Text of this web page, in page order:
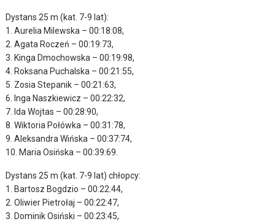
Dystans 25 m (kat. 7-9 lat):
1. Aurelia Milewska – 00:18:08,
2. Agata Roczeń – 00:19:73,
3. Kinga Dmochowska – 00:19:98,
4. Roksana Puchalska – 00:21:55,
5. Zosia Stepanik – 00:21:63,
6. Inga Naszkiewicz – 00:22:32,
7. Ida Wojtas – 00:28:90,
8. Wiktoria Połówka – 00:31:78,
9. Aleksandra Wińska – 00:37:74,
10. Maria Osińska – 00:39:69.
Dystans 25 m (kat. 7-9 lat) chłopcy:
1. Bartosz Bogdzio – 00:22:44,
2. Oliwier Pietrołaj – 00:22:47,
3. Dominik Osiński – 00:23:45,